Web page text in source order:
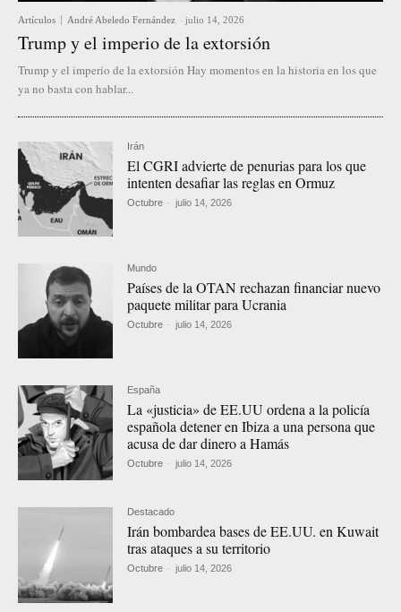
Artículos André Abeledo Fernández - julio 14, 2026
Trump y el imperio de la extorsión
Trump y el imperio de la extorsión Hay momentos en la historia en los que
ya no basta con hablar...
Irán
El CGRI advierte de penurias para los que
intenten desafiar las reglas en Ormuz
Octubre - julio 14, 2026
Mundo
Países de la OTAN rechazan financiar nuevo
paquete militar para Ucrania
Octubre - julio 14, 2026
España
La «justicia» de EE.UU ordena a la policía
española detener en Ibiza a una persona que
acusa de dar dinero a Hamás
Octubre - julio 14, 2026
Destacado
Irán bombardea bases de EE.UU. en Kuwait
tras ataques a su territorio
Octubre - julio 14, 2026